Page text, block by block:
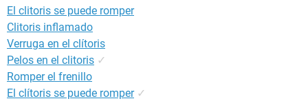
El clitoris se puede romper
Clitoris inflamado
Verruga en el clítoris
Pelos en el clitoris ✓
Romper el frenillo
El clítoris se puede romper ✓